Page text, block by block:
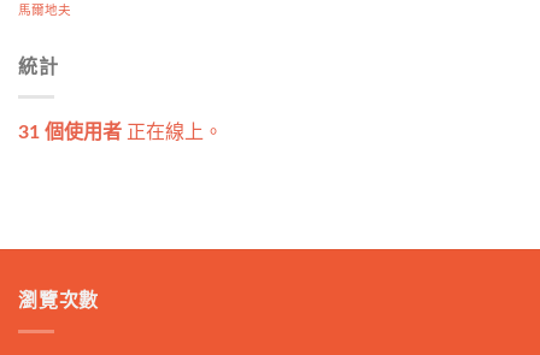
馬爾地夫
統計
31 個使用者 正在線上。
瀏覽次數